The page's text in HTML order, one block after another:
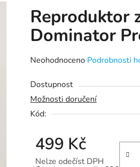
Reproduktor
Dominator
Průměrné
produktu
je
0,0
hvězdiček.
Neohodnoceno Podrobnosti
Dostupnost
Možnosti doručení
Kód:
499 Kč
Nelze odečíst DPH